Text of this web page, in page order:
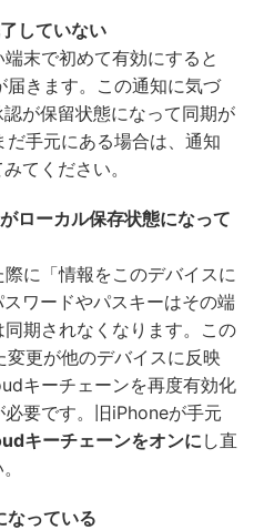
していない
末で初めて有効にすると
きます。この通知に気づ
が保留状態になって同期が
手元にある場合は、通知
てください。
ーカル保存状態になって
に「情報をこのデバイスに
ワードやパスキーはその端
期されなくなります。この
更が他のデバイスに反映
キーチェーンを再度有効化
要です。旧iPhoneが手元
キーチェーンをオンに し直
っている